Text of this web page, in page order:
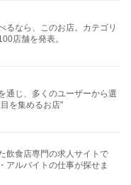
るなら、このお店。カテゴリ
店舗を発表。
通じ、多くのユーザーから選
を集めるお店"
飲食店専門の求人サイトで
アルバイトの仕事が探せま